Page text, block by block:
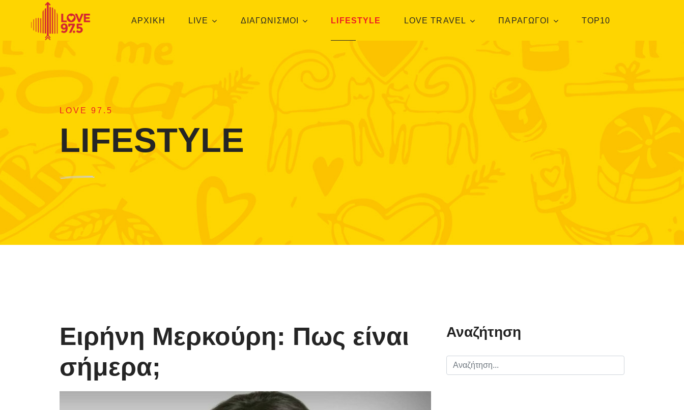
ΑΡΧΙΚΗ LIVE ΔΙΑΓΩΝΙΣΜΟΙ LIFESTYLE LOVE TRAVEL ΠΑΡΑΓΩΓΟΙ TOP10
LOVE 97.5
LIFESTYLE
Ειρήνη Μερκούρη: Πως είναι
σήμερα;
Αναζήτηση